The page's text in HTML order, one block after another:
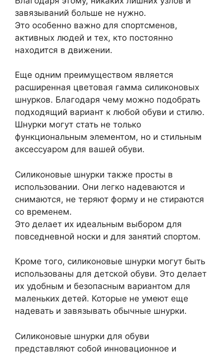
завязываний больше не нужно.
Это особенно важно для спортсменов,
активных людей и тех, кто постоянно
находится в движении.
Еще одним преимуществом является
расширенная цветовая гамма силиконовых
шнурков. Благодаря чему можно подобрать
подходящий вариант к любой обуви и стилю.
Шнурки могут стать не только
функциональным элементом, но и стильным
аксессуаром для вашей обуви.
Силиконовые шнурки также просты в
использовании. Они легко надеваются и
снимаются, не теряют форму и не стираются
со временем.
Это делает их идеальным выбором для
повседневной носки и для занятий спортом.
Кроме того, силиконовые шнурки могут быть
использованы для детской обуви. Это делает
их удобным и безопасным вариантом для
маленьких детей. Которые не умеют еще
надевать и завязывать обычные шнурки.
Силиконовые шнурки для обуви
представляют собой инновационное и